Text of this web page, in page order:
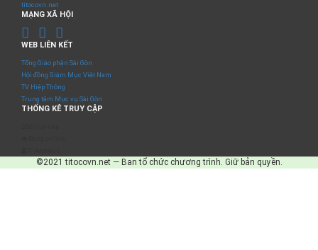
titocovn.net
MẠNG XÃ HỘI
WEB LIÊN KẾT
Tổng Giáo phận Sài Gòn
Hội đồng Giám Mục Việt Nam
TV Hiệp Thông
Trung tâm Mục vụ Sài Gòn
THỐNG KÊ TRUY CẬP
©2021 titocovn.net — Ban tổ chức chương trình. Giữ bản quyền.